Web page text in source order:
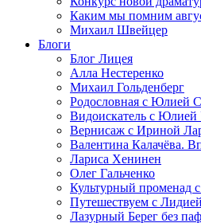
Каким мы помним
Михаил Швейцер
Блоги
Блог Лицея
Алла Нестеренко
Михаил Гольденберг
Родословная с Юлией
Видоискатель с
Вернисаж с Ириной
Валентина Калачёва.
Лариса Хенинен
Олег Гальченко
Культурный променад
Путешествуем с
Лазурный Берег без